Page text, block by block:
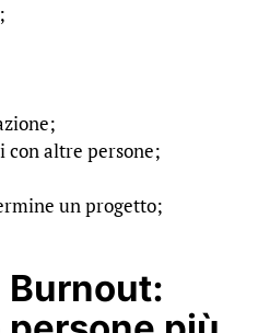
con altre persone;
un progetto;
Burnout: